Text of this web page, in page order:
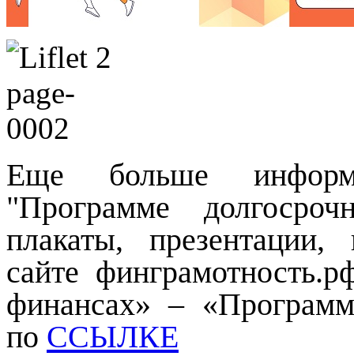
Еще больше
"Программе
плакаты,
сайте
финансах» –
по ССЫЛКЕ